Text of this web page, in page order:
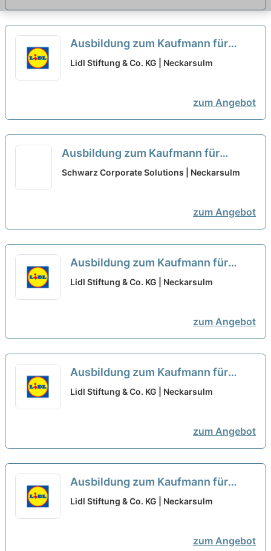
Ausbildung zum Kaufmann für
Büromanagement - Schwerpunkt
Lidl Stiftung & Co. KG | Neckarsulm
zum Angebot
Ausbildung zum Kaufmann für
Büromanagement 2027 (m/w/d) neu
Schwarz Corporate Solutions | Neckarsulm
zum Angebot
Ausbildung zum Kaufmann für
Büromanagement - Schwerpunkt
Lidl Stiftung & Co. KG | Neckarsulm
zum Angebot
Ausbildung zum Kaufmann für
Büromanagement - Schwerpunkt
Lidl Stiftung & Co. KG | Neckarsulm
zum Angebot
Ausbildung zum Kaufmann für
Büromanagement - Schwerpunkt
Lidl Stiftung & Co. KG | Neckarsulm
zum Angebot